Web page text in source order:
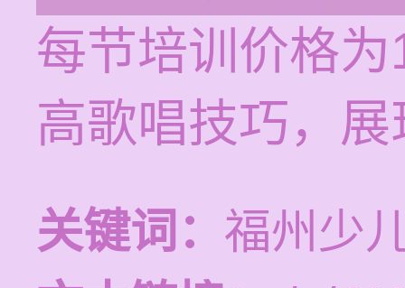
每节培训价格
高歌唱技巧，
关键词： 福州少